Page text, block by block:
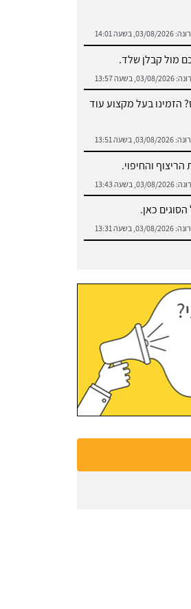
מול קבלן שלד.
03/08/2026, בשעה 13:57
הזמינו בעל מקצוע עוד
03/08/2026, בשעה 13:43
כאן.
03/08/2026, בשעה 13:31
03/08/2026, בשעה 14:01